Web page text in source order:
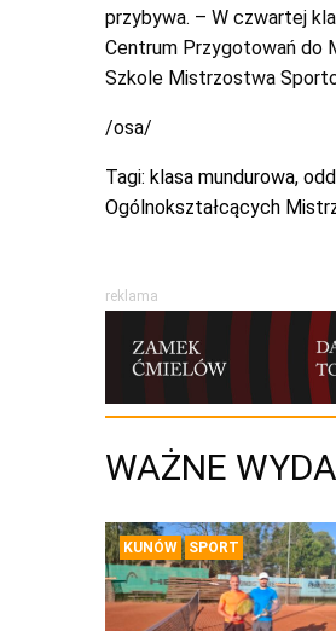
przybywa. – W czwartej
Centrum Przygotowań do
Szkole Mistrzostwa
/osa/
Tagi: klasa mundurowa,
Ogólnokształcących
reklama
WAŻNE
KUNÓW SPORT